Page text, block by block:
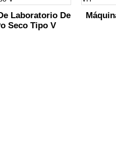
Laboratorio De
Seco Tipo V